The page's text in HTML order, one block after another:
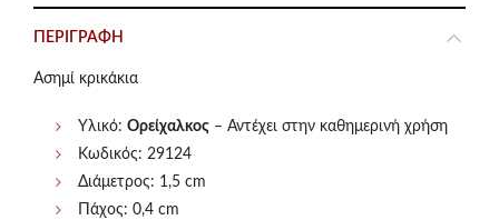
ΠΕΡΙΓΡΑΦΉ
Ασημί κρικάκια
Υλικό: Ορείχαλκος – Αντέχει στην καθημερινή χρήση
Κωδικός: 29124
Διάμετρος: 1,5 cm
Πάχος: 0,4 cm